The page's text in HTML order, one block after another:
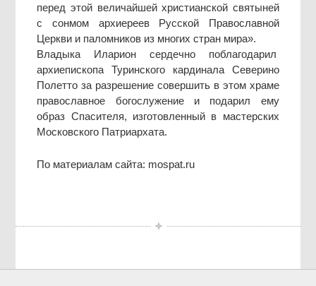
перед этой величайшей христианской святыней
с сонмом архиереев Русской Православной
Церкви и паломников из многих стран мира».
Владыка Иларион сердечно поблагодарил
архиепископа Туринского кардинала Северино
Полетто за разрешение совершить в этом храме
православное богослужение и подарил ему
образ Спасителя, изготовленный в мастерских
Московского Патриархата.
По материалам сайта: mospat.ru